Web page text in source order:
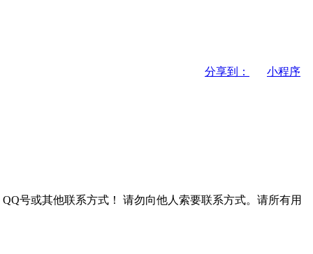
分享到：
小程序
号或其他联系方式！
请勿向他人索要联系方式。请所有用